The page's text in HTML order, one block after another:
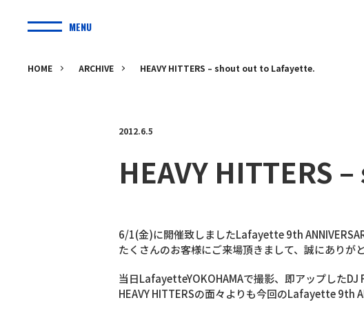
MENU
HOME ARCHIVE HEAVY HITTERS – shout out to Lafayette.
2012.6.5
HEAVY HITTERS
6/1(金)に開催致しましたLafayette 9th
たくさんのお客様にご来場頂きまして、誠にありが
当日LafayetteYOKOHAMAで撮影、即アップした
HEAVY HITTERSの面々よりも今回のLafayette 9th